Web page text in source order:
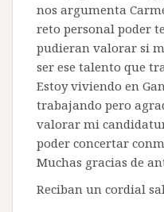
nos argumenta
reto personal poder
pudieran valorar si
ser ese talento que
Estoy viviendo en
trabajando pero
valorar mi
poder concertar
Muchas gracias de
Reciban un cordial